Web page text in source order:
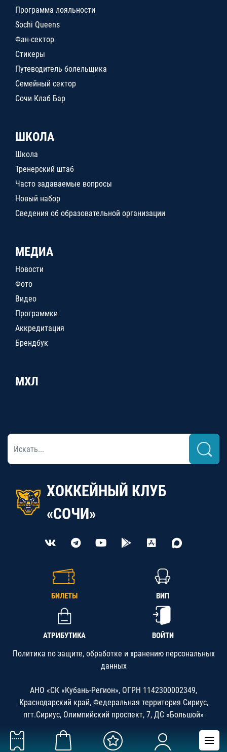
Программа лояльности
Sochi Queens
Фан-сектор
Стикеры
Путеводитель болельщика
Семейный сектор
Сочи Клаб Бар
ШКОЛА
Школа
Тренерский штаб
Часто задаваемые вопросы
Новый набор
Сведения об образовательной организации
МЕДИА
Новости
Фото
Видео
Программки
Аккредитация
Брендбук
МХЛ
ХОККЕЙНЫЙ КЛУБ
«СОЧИ»
БИЛЕТЫ ВИП
АТРИБУТИКА ВОЙТИ
Политика по защите, обработке и хранению персональных
данных
АНО «СК «Кубань-Регион», ОГРН 1142300002349,
Краснодарский край, Федеральная территория Сириус,
пгт.Сириус, Олимпийский проспект, 7, ДС «Большой»